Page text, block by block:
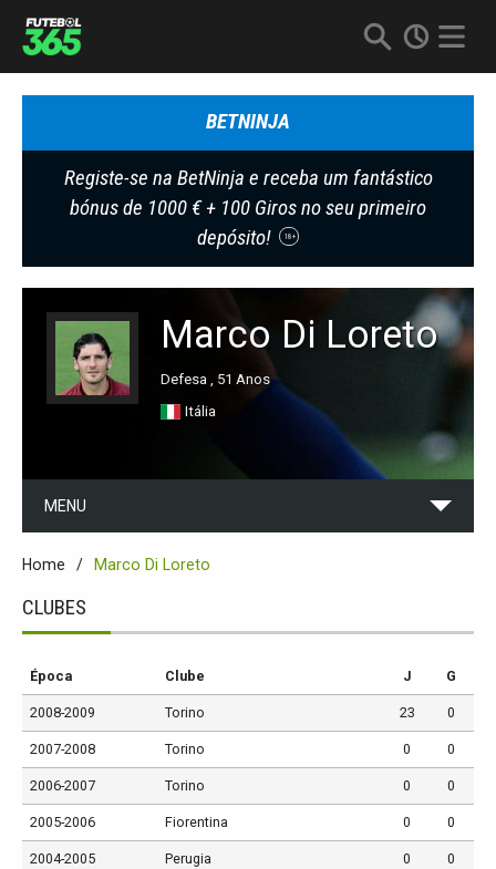
BETNINJA
Registe-se na BetNinja e receba um fantástico
bónus de 1000 € + 100 Giros no seu primeiro
depósito!
18+
Marco Di Loreto
Defesa , 51 Anos
Itália
MENU
Home Marco Di Loreto
CLUBES
Época Clube J G
2008-2009 Torino 23 0
2007-2008 Torino 0 0
2006-2007 Torino 0 0
2005-2006 Fiorentina 0 0
2004-2005 Perugia 0 0